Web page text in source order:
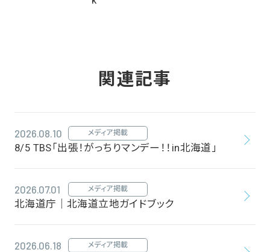
関連記事
2026.08.10 メディア掲載
8/5 TBS「出張！がっちりマンデー！！in北海道」
2026.07.01 メディア掲載
北海道庁｜北海道立地ガイドブック
2026.06.18 メディア掲載